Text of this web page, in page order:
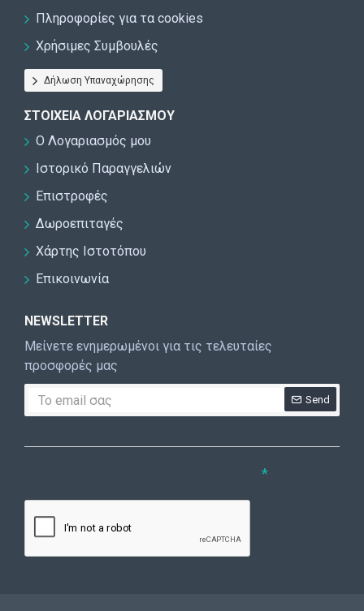
Πληροφορίες για τα cookies
Χρήσιμες Συμβουλές
Δήλωση Υπαναχώρησης
ΣΤΟΙΧΕΊΑ ΛΟΓΑΡΙΑΣΜΟΎ
Ο Λογαριασμός μου
Ιστορικό Παραγγελιών
Επιστροφές
Δωροεπιταγές
Χάρτης Ιστοτόπου
Επικοινωνία
NEWSLETTER
Μείνετε ενημερωμένοι για τις τελευταίες
προσφορές μας
Send